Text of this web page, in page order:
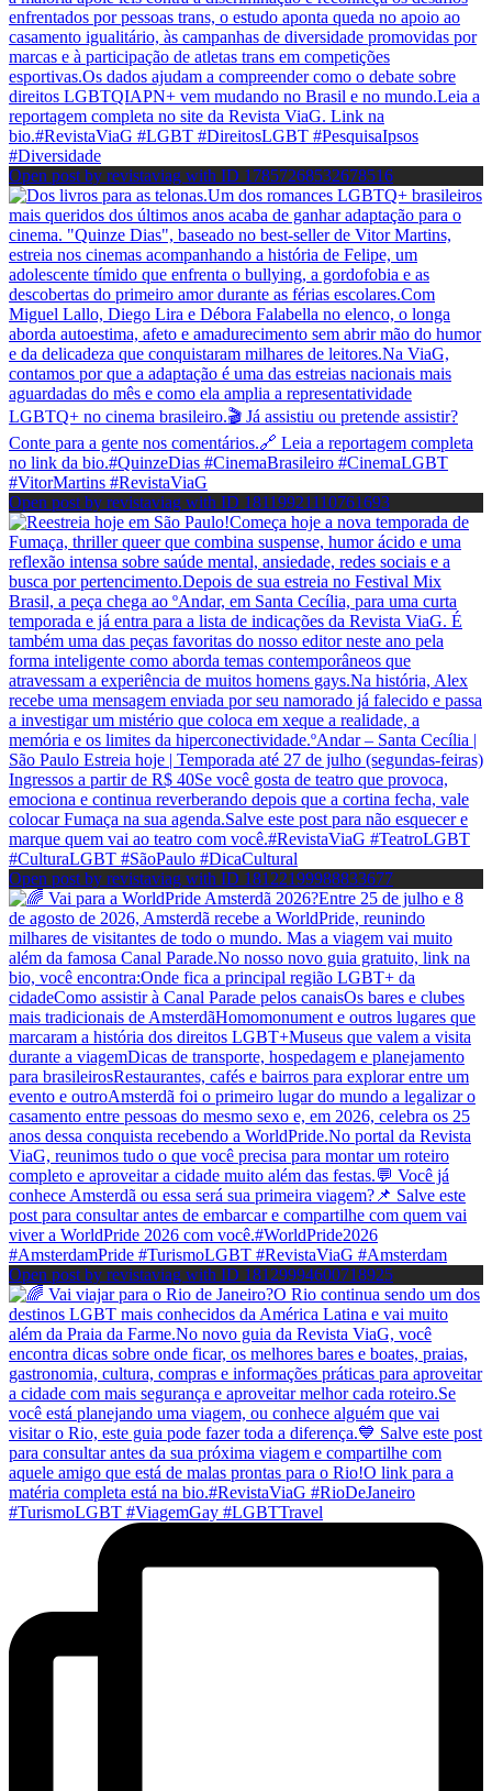
Open post by revistaviag with ID 17857268532678516
Open post by revistaviag with ID 18119921110761693
Open post by revistaviag with ID 18122199988833677
Open post by revistaviag with ID 18129994600718925